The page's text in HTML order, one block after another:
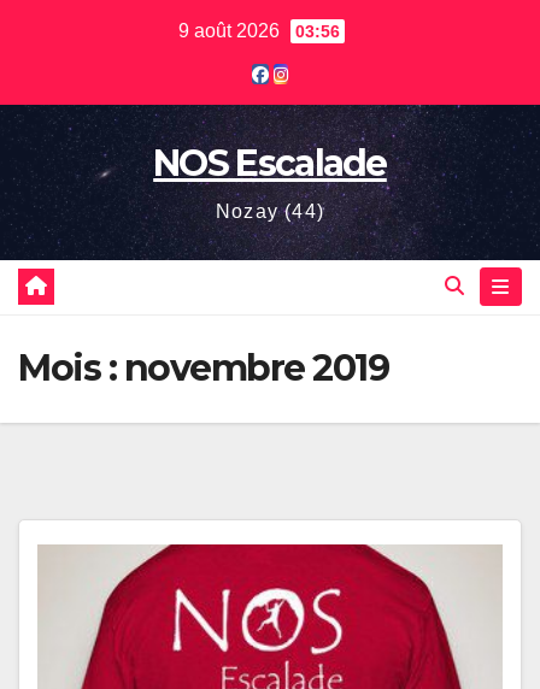
9 août 2026 03:56
NOS Escalade
Nozay (44)
Mois : novembre 2019